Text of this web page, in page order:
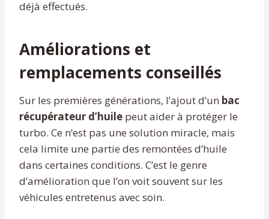
déjà effectués.
Améliorations et
remplacements conseillés
Sur les premières générations, l’ajout d’un bac
récupérateur d’huile peut aider à protéger le
turbo. Ce n’est pas une solution miracle, mais
cela limite une partie des remontées d’huile
dans certaines conditions. C’est le genre
d’amélioration que l’on voit souvent sur les
véhicules entretenus avec soin.